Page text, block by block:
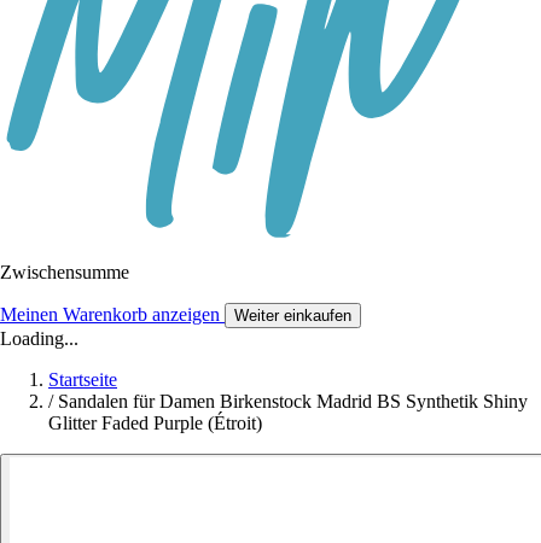
Zwischensumme
Meinen Warenkorb anzeigen Weiter einkaufen
Loading...
Startseite
/ Sandalen für Damen Birkenstock Madrid BS Synthetik Shiny
Glitter Faded Purple (Étroit)